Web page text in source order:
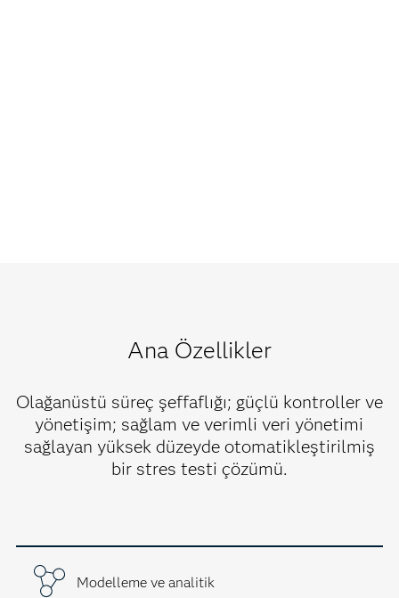
Ana Özellikler
Olağanüstü süreç şeffaflığı; güçlü kontroller ve
yönetişim; sağlam ve verimli veri yönetimi
sağlayan yüksek düzeyde otomatikleştirilmiş
bir stres testi çözümü.
Modelleme ve analitik